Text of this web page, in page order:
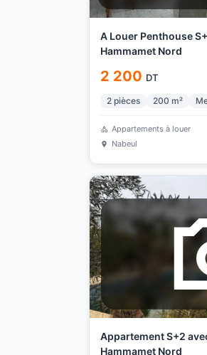
A Louer Penthouse
Hammamet Nord
2 200 DT
2 pièces 200 m²
Appartements à louer
Nabeul
Appartement S+2
Hammamet Nord